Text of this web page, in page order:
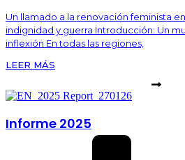
Un llamado a la renovación feminista
indignidad y guerra Introducción: Un
inflexión En todas las regiones,
LEER MÁS
Informe 2025